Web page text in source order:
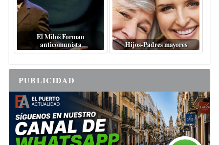
El Miloš Forman
anticomunista
Hijos-Padres mayores
PUBLICIDAD